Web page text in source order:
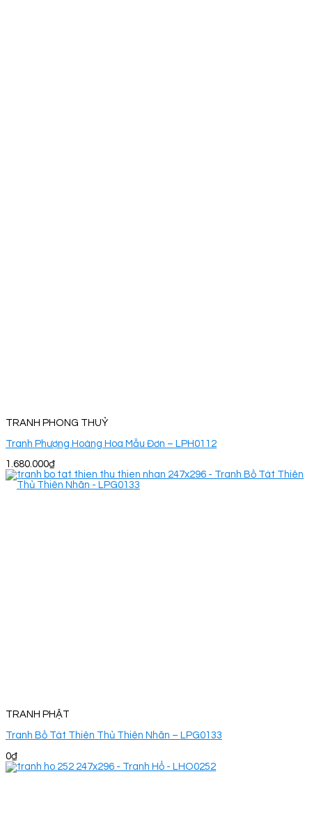
TRANH PHONG THUỶ
Tranh Phượng Hoàng Hoa Mẫu Đơn – LPH0112
1.680.000₫
TRANH PHẬT
Tranh Bồ Tát Thiên Thủ Thiên Nhãn – LPG0133
0₫